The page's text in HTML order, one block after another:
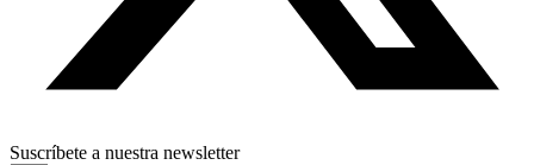
Suscríbete a nuestra newsletter